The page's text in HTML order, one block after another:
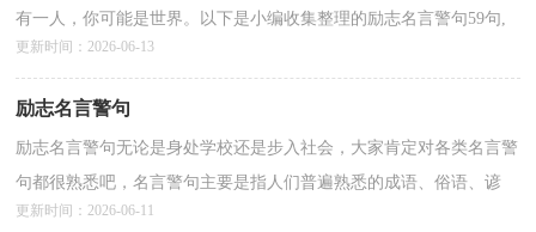
有一人，你可能是世界。以下是小编收集整理的励志名言警句59句,
欢迎阅读与收藏。1、就像风灌进回忆，痛被吹散，爱却在...
更新时间：2026-06-13
励志名言警句
励志名言警句无论是身处学校还是步入社会，大家肯定对各类名言警
句都很熟悉吧，名言警句主要是指人们普遍熟悉的成语、俗语、谚
语、格言、诗词等。什么样的名言警句才是好的名言...
更新时间：2026-06-11